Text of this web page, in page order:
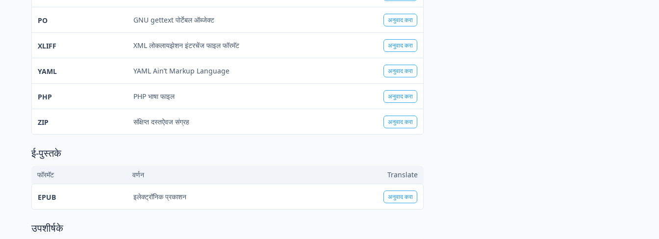
PO GNU gettext पोर्टेबल ऑब्जेक्ट अनुवाद करा
XLIFF XML लोकलायझेशन इंटरचेंज फाइल फॉरमॅट अनुवाद करा
YAML YAML Ain’t Markup Language अनुवाद करा
PHP PHP भाषा फाइल अनुवाद करा
ZIP संक्षिप्त दस्तऐवज संग्रह अनुवाद करा
ई-पुस्तके
फॉरमॅट वर्णन Translate
EPUB इलेक्ट्रॉनिक प्रकाशन अनुवाद करा
उपशीर्षके